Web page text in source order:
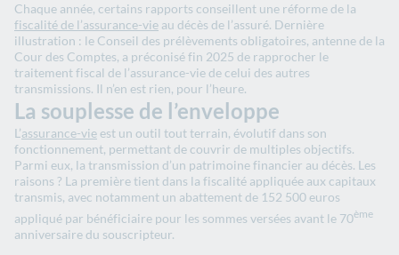
Chaque année, certains rapports conseillent une réforme de la
fiscalité de l’assurance-vie au décès de l’assuré. Dernière
illustration : le Conseil des prélèvements obligatoires, antenne de la
Cour des Comptes, a préconisé fin 2025 de rapprocher le
traitement fiscal de l’assurance-vie de celui des autres
transmissions. Il n’en est rien, pour l’heure.
La souplesse de l’enveloppe
L’assurance-vie est un outil tout terrain, évolutif dans son
fonctionnement, permettant de couvrir de multiples objectifs.
Parmi eux, la transmission d’un patrimoine financier au décès. Les
raisons ? La première tient dans la fiscalité appliquée aux capitaux
transmis, avec notamment un abattement de 152 500 euros
appliqué par bénéficiaire pour les sommes versées avant le 70ème
anniversaire du souscripteur.